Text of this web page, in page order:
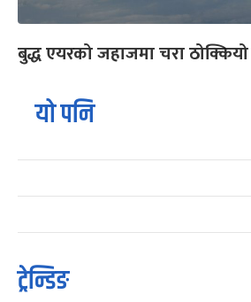
बुद्ध एयरको जहाजमा चरा ठोक्कियो
यो पनि
ट्रेन्डिङ